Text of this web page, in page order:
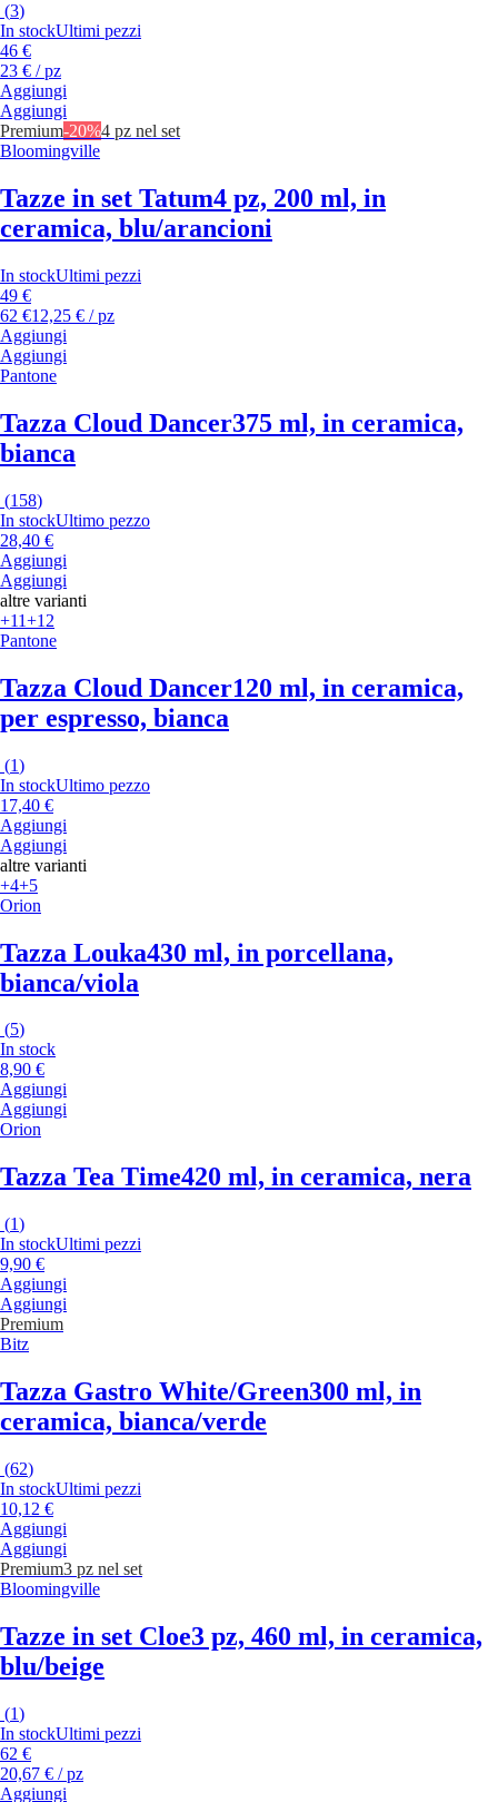
(3)
In stockUltimi pezzi
46 €
23 € / pz
Aggiungi
Aggiungi
Premium-20%4 pz nel set
Bloomingville
Tazze in set Tatum4 pz, 200 ml, in
ceramica, blu/arancioni
In stockUltimi pezzi
49 €
62 €12,25 € / pz
Aggiungi
Aggiungi
Pantone
Tazza Cloud Dancer375 ml, in ceramica,
bianca
(158)
In stockUltimo pezzo
28,40 €
Aggiungi
Aggiungi
altre varianti
+11+12
Pantone
Tazza Cloud Dancer120 ml, in ceramica,
per espresso, bianca
(1)
In stockUltimo pezzo
17,40 €
Aggiungi
Aggiungi
altre varianti
+4+5
Orion
Tazza Louka430 ml, in porcellana,
bianca/viola
(5)
In stock
8,90 €
Aggiungi
Aggiungi
Orion
Tazza Tea Time420 ml, in ceramica, nera
(1)
In stockUltimi pezzi
9,90 €
Aggiungi
Aggiungi
Premium
Bitz
Tazza Gastro White/Green300 ml, in
ceramica, bianca/verde
(62)
In stockUltimi pezzi
10,12 €
Aggiungi
Aggiungi
Premium3 pz nel set
Bloomingville
Tazze in set Cloe3 pz, 460 ml, in ceramica,
blu/beige
(1)
In stockUltimi pezzi
62 €
20,67 € / pz
Aggiungi